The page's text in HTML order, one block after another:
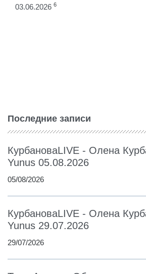
03.06.2026 6
Последние записи
КурбановаLIVE - Олена
Yunus 05.08.2026
05/08/2026
КурбановаLIVE - Олена
Yunus 29.07.2026
29/07/2026